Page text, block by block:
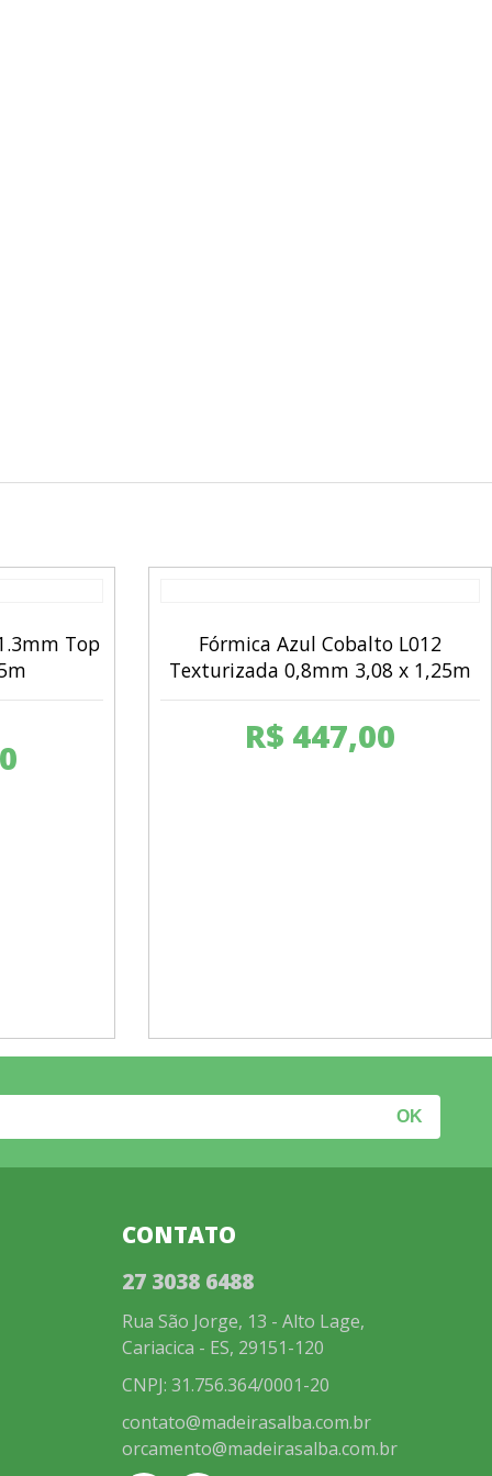
Top
Fórmica Azul Cobalto L012
Texturizada 0,8mm 3,08 x 1,25m
R$ 447,00
CONTATO
27 3038 6488
Rua São Jorge, 13 - Alto Lage,
Cariacica - ES, 29151-120
CNPJ: 31.756.364/0001-20
contato@madeirasalba.com.br
orcamento@madeirasalba.com.br